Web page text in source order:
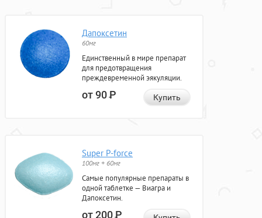
Дапоксетин
60мг
Единственный в мире препарат
для предотвращения
преждевременной эякуляции.
от 90Р Купить
Super P-force
100мг + 60мг
Самые популярные препараты в
одной таблетке — Виагра и
Дапоксетин.
от 200Р